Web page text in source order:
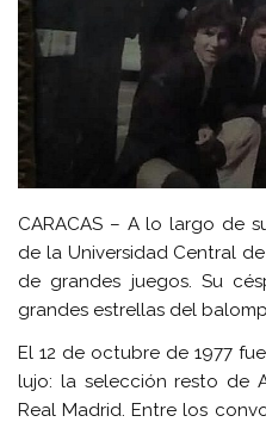
CARACAS – A lo largo de
de la Universidad Central
de grandes juegos. Su
grandes estrellas del
El 12 de octubre de 1977
lujo: la selección resto de
Real Madrid. Entre los